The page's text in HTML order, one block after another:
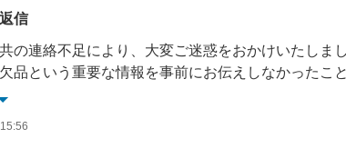
信
の連絡不足により、大変ご迷惑をおかけいたしまし
う重要な情報を事前にお伝えしなかったことは、サービス業としてあって
お運びいただいたお客様の信頼を裏切る形となり